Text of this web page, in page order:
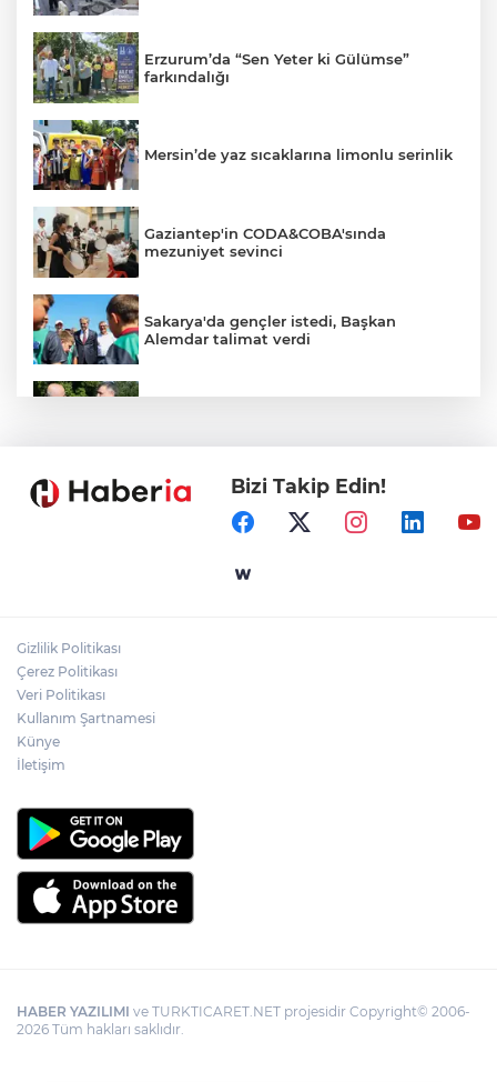
Erzurum’da “Sen Yeter ki Gülümse”
farkındalığı
Mersin’de yaz sıcaklarına limonlu serinlik
Gaziantep'in CODA&COBA'sında
mezuniyet sevinci
Sakarya'da gençler istedi, Başkan
Alemdar talimat verdi
CHP'de kongre hazırlıkları hızlandı... 8 ile
daha yeni il başkanı atandı
Bizi Takip Edin!
Gizlilik Politikası
Çerez Politikası
Veri Politikası
Kullanım Şartnamesi
Künye
İletişim
HABER YAZILIMI ve TURKTICARET.NET projesidir Copyright© 2006-
2026 Tüm hakları saklıdır.